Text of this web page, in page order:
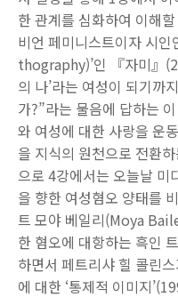
한 관계를 심화하여 이해
비언 페미니스트이자 시
thography)’인 『자미』
의 나’라는 여성이 되기까
가?”라는 물음에 답하는
와 여성에 대한 사랑을 운
을 지식의 원천으로 전환
으로 4강에서는 오늘날 미
을 향한 여성혐오 양태를
트 모야 베일리(Moya
한 혐오에 대항하는 흑인
하면서 페트리샤 힐 콜린
에 대한 ‘통제적 이미지